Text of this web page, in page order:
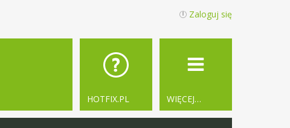
Zaloguj się
WIĘCEJ…
HOTFIX.PL